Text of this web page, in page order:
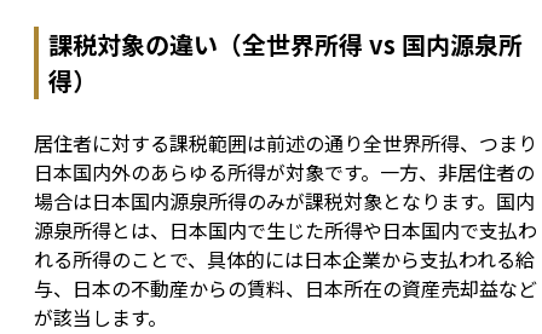
課税対象の違い（全世界所得 vs 国内源泉所
得）
居住者に対する課税範囲は前述の通り全世界所得、つまり
日本国内外のあらゆる所得が対象です。一方、非居住者の
場合は日本国内源泉所得のみが課税対象となります。国内
源泉所得とは、日本国内で生じた所得や日本国内で支払わ
れる所得のことで、具体的には日本企業から支払われる給
与、日本の不動産からの賃料、日本所在の資産売却益など
が該当します。